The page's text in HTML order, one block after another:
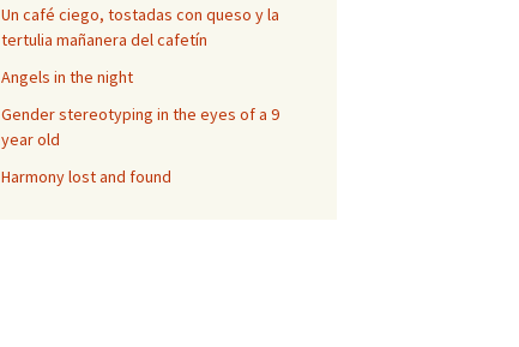
Un café ciego, tostadas con queso y la
tertulia mañanera del cafetín
Angels in the night
Gender stereotyping in the eyes of a 9
year old
Harmony lost and found